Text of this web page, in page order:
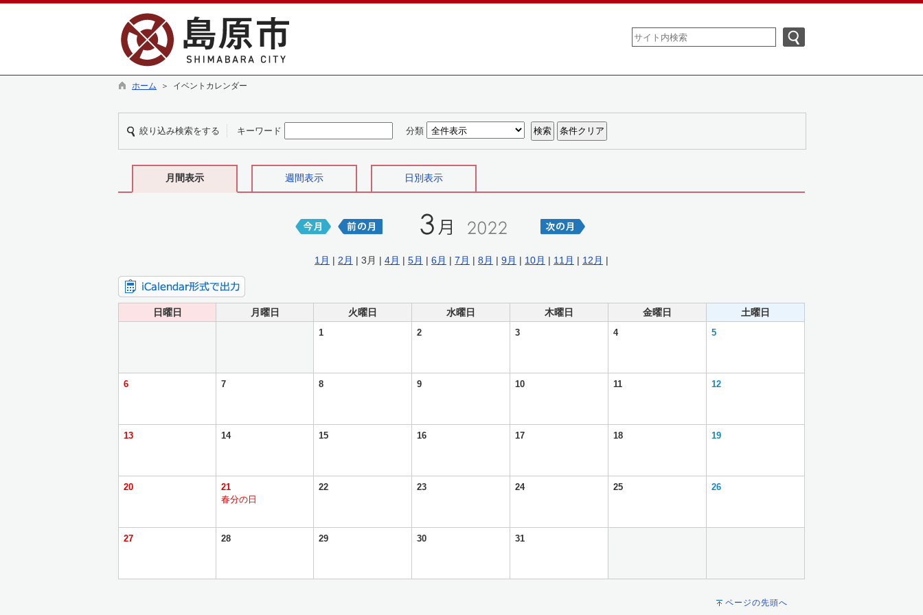
ホーム ＞ イベントカレンダー
絞り込み検索をする キーワード 分類
月間表示 週間表示 日別表示
1月 | 2月 | 3月 | 4月 | 5月 | 6月 | 7月 | 8月 | 9月 | 10月 | 11月 | 12月 |
日曜日 月曜日 火曜日 水曜日 木曜日 金曜日 土曜日
1 2 3 4 5
6 7 8 9 10 11 12
13 14 15 16 17 18 19
20
21
春分の日
22 23 24 25 26
27 28 29 30 31
ページの先頭へ